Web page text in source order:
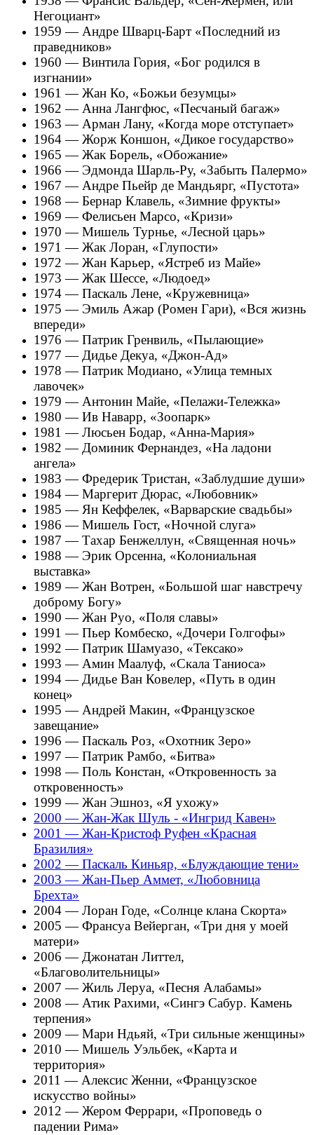
Негоциант»
1959 — Андре Шварц-Барт «Последний из
праведников»
1960 — Винтила Гория, «Бог родился в
изгнании»
1961 — Жан Ко, «Божьи безумцы»
1962 — Анна Лангфюс, «Песчаный багаж»
1963 — Арман Лану, «Когда море отступает»
1964 — Жорж Коншон, «Дикое государство»
1965 — Жак Борель, «Обожание»
1966 — Эдмонда Шарль-Ру, «Забыть Палермо»
1967 — Андре Пьейр де Мандьярг, «Пустота»
1968 — Бернар Клавель, «Зимние фрукты»
1969 — Фелисьен Марсо, «Кризи»
1970 — Мишель Турнье, «Лесной царь»
1971 — Жак Лоран, «Глупости»
1972 — Жан Карьер, «Ястреб из Майе»
1973 — Жак Шессе, «Людоед»
1974 — Паскаль Лене, «Кружевница»
1975 — Эмиль Ажар (Ромен Гари), «Вся жизнь
впереди»
1976 — Патрик Гренвиль, «Пылающие»
1977 — Дидье Декуа, «Джон-Ад»
1978 — Патрик Модиано, «Улица темных
лавочек»
1979 — Антонин Майе, «Пелажи-Тележка»
1980 — Ив Наварр, «Зоопарк»
1981 — Люсьен Бодар, «Анна-Мария»
1982 — Доминик Фернандез, «На ладони
ангела»
1983 — Фредерик Тристан, «Заблудшие души»
1984 — Маргерит Дюрас, «Любовник»
1985 — Ян Кеффелек, «Варварские свадьбы»
1986 — Мишель Гост, «Ночной слуга»
1987 — Тахар Бенжеллун, «Священная ночь»
1988 — Эрик Орсенна, «Колониальная
выставка»
1989 — Жан Вотрен, «Большой шаг навстречу
доброму Богу»
1990 — Жан Руо, «Поля славы»
1991 — Пьер Комбеско, «Дочери Голгофы»
1992 — Патрик Шамуазо, «Тексако»
1993 — Амин Маалуф, «Скала Таниоса»
1994 — Дидье Ван Ковелер, «Путь в один
конец»
1995 — Андрей Макин, «Французское
завещание»
1996 — Паскаль Роз, «Охотник Зеро»
1997 — Патрик Рамбо, «Битва»
1998 — Поль Констан, «Откровенность за
откровенность»
1999 — Жан Эшноз, «Я ухожу»
2000 — Жан-Жак Шуль - «Ингрид Кавен»
2001 — Жан-Кристоф Руфен «Красная
Бразилия»
2002 — Паскаль Киньяр, «Блуждающие тени»
2003 — Жан-Пьер Аммет, «Любовница
Брехта»
2004 — Лоран Годе, «Солнце клана Скорта»
2005 — Франсуа Вейерган, «Три дня у моей
матери»
2006 — Джонатан Литтел,
«Благоволительницы»
2007 — Жиль Леруа, «Песня Алабамы»
2008 — Атик Рахими, «Сингэ Сабур. Камень
терпения»
2009 — Мари Ндьяй, «Три сильные женщины»
2010 — Мишель Уэльбек, «Карта и
территория»
2011 — Алексис Женни, «Французское
искусство войны»
2012 — Жером Феррари, «Проповедь о
падении Рима»